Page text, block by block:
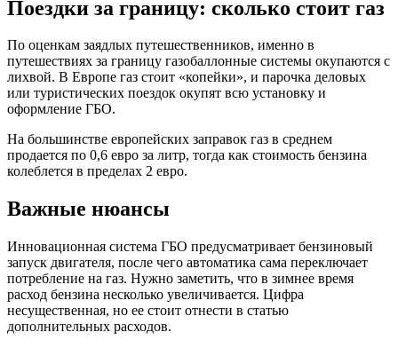
Поездки за границу: сколько стоит газ
По оценкам заядлых путешественников, именно в
путешествиях за границу газобаллонные системы окупаются с
лихвой. В Европе газ стоит «копейки», и парочка деловых
или туристических поездок окупят всю установку и
оформление ГБО.
На большинстве европейских заправок газ в среднем
продается по 0,6 евро за литр, тогда как стоимость бензина
колеблется в пределах 2 евро.
Важные нюансы
Инновационная система ГБО предусматривает бензиновый
запуск двигателя, после чего автоматика сама переключает
потребление на газ. Нужно заметить, что в зимнее время
расход бензина несколько увеличивается. Цифра
несущественная, но ее стоит отнести в статью
дополнительных расходов.